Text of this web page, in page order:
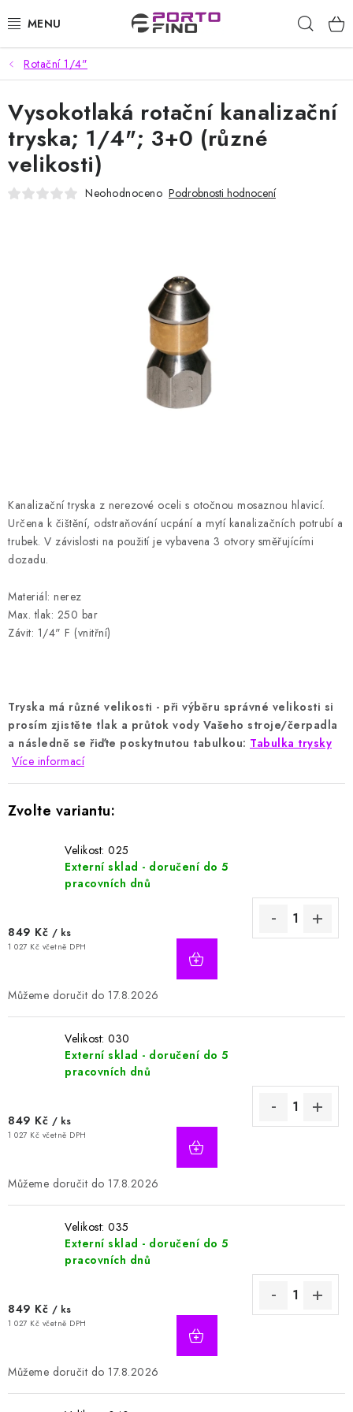
na
CHEMIE A PÉČE O VOZIDLA
PŘÍSLUŠENSTVÍ A ND K AUTOMYČKÁM
VYSOKOTLAKÉ A ČISTÍCÍ STROJE
VYSAVAČE, TEPOVAČE
CHEMIE - BEZKONTAKTNÍ MYČKY
HODNOCENÍ OBCHODU
Jak nakupovat
Rotační 1/4"
Kanalizační tryska z nerezové oceli s otočnou mosaznou hlavicí.
Určena k čištění, odstraňování ucpání a mytí kanalizačních potrubí a
trubek. V závislosti na použití je vybavena 3 otvory směřujícími
dozadu.
Materiál: nerez
Max. tlak: 250 bar
Závit: 1/4" F (vnitřní)
Tryska má různé velikosti - při výběru správné velikosti si
prosím zjistěte tlak a průtok vody Vašeho stroje/čerpadla
a následně se řiďte poskytnutou tabulkou: Tabulka trysky
Více informací
Velikost: 025
Externí sklad - doručení do 5
pracovních dnů
849 Kč / ks
1 027 Kč včetně DPH
17.8.2026
Velikost: 030
Externí sklad - doručení do 5
pracovních dnů
849 Kč / ks
1 027 Kč včetně DPH
17.8.2026
Velikost: 035
Externí sklad - doručení do 5
pracovních dnů
849 Kč / ks
1 027 Kč včetně DPH
17.8.2026
Vysokotlaká rotační kanalizační
tryska; 1/4"; 3+0 (různé
velikosti)
Neohodnoceno Podrobnosti hodnocení